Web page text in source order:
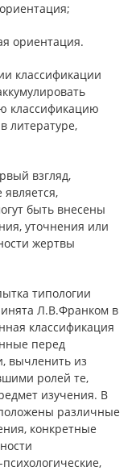
ориентация.
классификации
классификацию
литературе,
взгляд,
быть внесены
уточнения или
жертвы
типологии
Л.В.Франком в
классификация
перед
вычленить из
ролей те,
изучения. В
различные
конкретные